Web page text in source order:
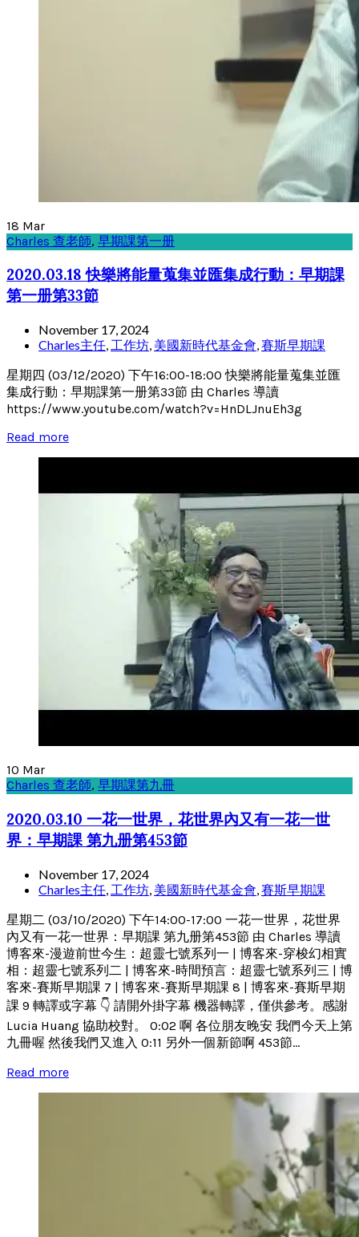
18 Mar
Charles 查老師, 早期課第一册
2020.03.18 快樂將能量蒐集並匯集成行動：早期課
第一册第33節
November 17, 2024
Charles主任, 工作坊, 美國新時代基金會,賽斯早期課
星期四 (03/12/2020) 下午16:00-18:00 快樂將能量蒐集並匯
集成行動：早期課第一册第33節 由 Charles 導讀
https://www.youtube.com/watch?v=HnDLJnuEh3g
Read more
10 Mar
Charles 查老師, 早期課第九冊
2020.03.10 一花一世界，花世界內又有一花一世
界：早期課 第九册第453節
November 17, 2024
Charles主任 工作坊 美國新時代基金會 賽斯早期課
星期二 (03/10/2020) 下午14:00-17:00 一花一世界，花世界
內又有一花一世界：早期課 第九册第453節 由 Charles 導讀
博客來-漫遊前世今生：超靈七號系列一 | 博客來-穿梭幻相實
相：超靈七號系列二 | 博客來-時間預言：超靈七號系列三 | 博
客來-賽斯早期課 7 | 博客來-賽斯早期課 8 | 博客來-賽斯早期
課 9 轉譯或字幕 👇 請開外掛字幕 機器轉譯，僅供參考。感謝
Lucia Huang 協助校對。 0:02 啊 各位朋友晚安 我們今天上第
九冊喔 然後我們又進入 0:11 另外一個新節啊 453節...
Read more